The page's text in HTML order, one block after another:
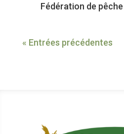
Fédération de
« Entrées précédentes